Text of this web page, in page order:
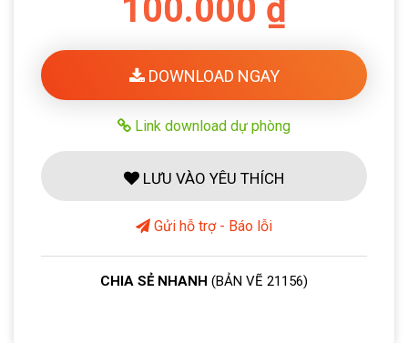
100.000 ₫
DOWNLOAD NGAY
Link download dự phòng
LƯU VÀO YÊU THÍCH
Gửi hỗ trợ - Báo lỗi
CHIA SẺ NHANH (BẢN VẼ 21156)